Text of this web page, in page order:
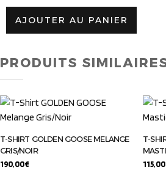
AJOUTER AU PANIER
PRODUITS
T-SHIRT GOLDEN GOOSE MELANGE
GRIS/NOIR
190,00€
T-
115,00